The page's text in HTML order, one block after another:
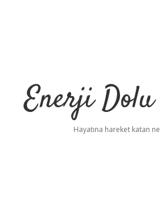
Enerji
Hayatına hareket katan